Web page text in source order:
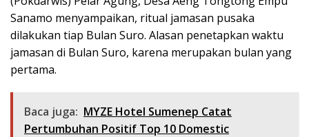
Sanamo menyampaikan, ritual jamasan pusaka
dilakukan tiap Bulan Suro. Alasan penetapkan waktu
jamasan di Bulan Suro, karena merupakan bulan yang
pertama.
Baca juga: MYZE Hotel Sumenep Catat
Pertumbuhan Positif Top 10 Domestic